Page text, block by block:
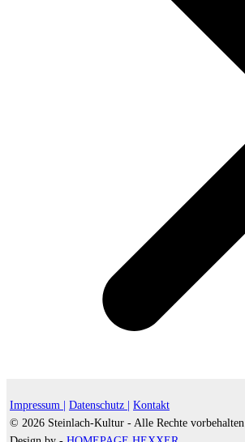
Impressum | Datenschutz |
Kontakt
© 2026 Steinlach-Kultur - Alle Rechte vorbehalten |